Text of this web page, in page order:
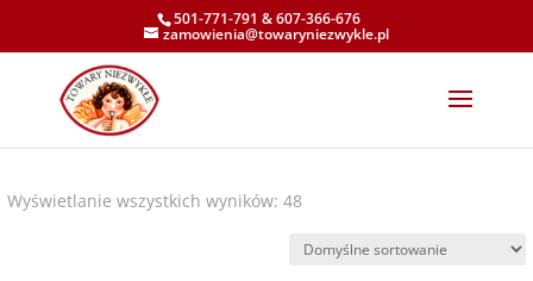
501-771-791 &607-366-676
zamowienia@towaryniezwykle.pl
Wyświetlanie wszystkich wyników: 48